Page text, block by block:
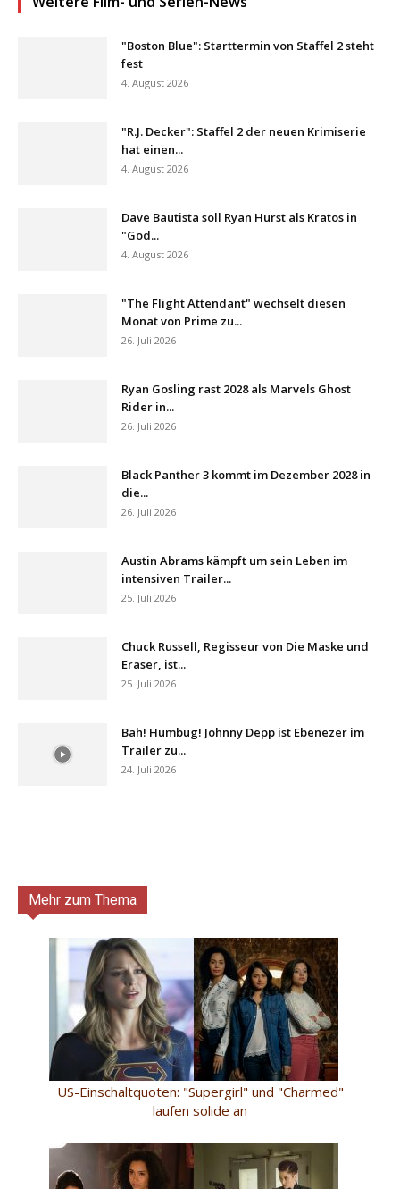
"Boston Blue": Starttermin von Staffel 2 steht
fest
4. August 2026
"R.J. Decker": Staffel 2 der neuen Krimiserie
hat einen...
4. August 2026
Dave Bautista soll Ryan Hurst als Kratos in
"God...
4. August 2026
"The Flight Attendant" wechselt diesen
Monat von Prime zu...
26. Juli 2026
Ryan Gosling rast 2028 als Marvels Ghost
Rider in...
26. Juli 2026
Black Panther 3 kommt im Dezember 2028 in
die...
26. Juli 2026
Austin Abrams kämpft um sein Leben im
intensiven Trailer...
25. Juli 2026
Chuck Russell, Regisseur von Die Maske und
Eraser, ist...
25. Juli 2026
Bah! Humbug! Johnny Depp ist Ebenezer im
Trailer zu...
24. Juli 2026
Mehr zum Thema
US-Einschaltquoten: "Supergirl" und "Charmed"
laufen solide an